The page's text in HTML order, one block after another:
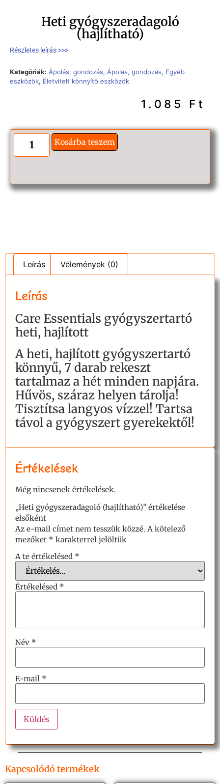
Heti gyógyszeradagoló
(hajlítható)
Részletes leírás >>>
Kategóriák: Ápolás, gondozás, Ápolás, gondozás, Egyéb
eszközök, Életvitelt könnyítő eszközök
1.085 Ft
Kosárba teszem
Leírás Vélemények (0)
Leírás
Care Essentials gyógyszertartó
heti, hajlított
A heti, hajlított gyógyszertartó
könnyű, 7 darab rekeszt
tartalmaz a hét minden napjára.
Hűvös, száraz helyen tárolja!
Tisztítsa langyos vízzel! Tartsa
távol a gyógyszert gyerekektől!
Értékelések
Még nincsenek értékelések.
„Heti gyógyszeradagoló (hajlítható)” értékelése
elsőként
Az e-mail címet nem tesszük közzé. A kötelező
mezőket * karakterrel jelöltük
A te értékelésed *
Értékelésed *
Név *
E-mail *
Kapcsolódó termékek